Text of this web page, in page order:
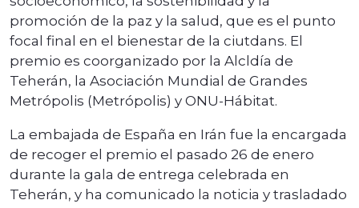
promoción de la paz y la salud, que es el punto
focal final en el bienestar de la ciutdans. El
premio es coorganizado por la Alcldía de
Teherán, la Asociación Mundial de Grandes
Metrópolis (Metrópolis) y ONU-Hábitat.
La embajada de España en Irán fue la encargada
de recoger el premio el pasado 26 de enero
durante la gala de entrega celebrada en
Teherán, y ha comunicado la noticia y trasladado